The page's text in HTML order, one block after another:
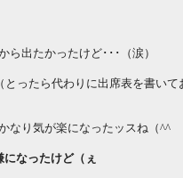
ら出たかったけど･･･（涙）
とったら代わりに出席表を書い
なり気が楽になったッスね（^^ゞ
なったけど（ぇ